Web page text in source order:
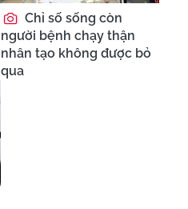
Chỉ số sống còn
người bệnh chạy thận
nhân tạo không được bỏ
qua